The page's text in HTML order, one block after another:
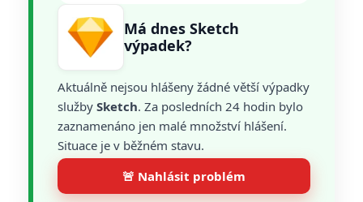
Má dnes Sketch
výpadek?
Aktuálně nejsou hlášeny žádné větší výpadky
služby Sketch. Za posledních 24 hodin bylo
zaznamenáno jen malé množství hlášení.
Situace je v běžném stavu.
🚨 Nahlásit problém